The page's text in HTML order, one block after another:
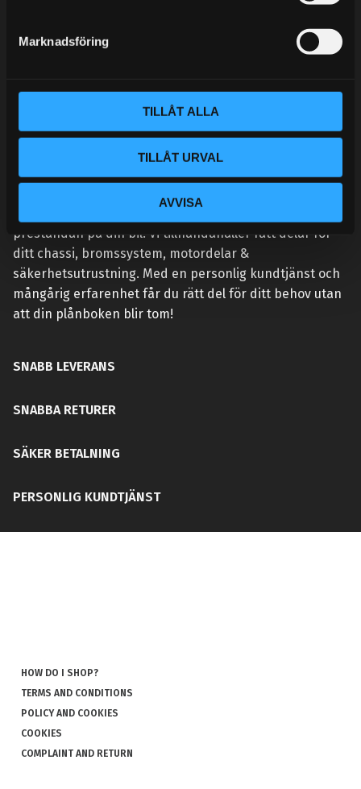
Marknadsföring
TILLÅT ALLA
TILLÅT URVAL
AVVISA
VÅR AFFÄRSIDÉ ÄR ENKEL:
prestandan på din bil. Vi tillhandahåller rätt delar för
ditt chassi, bromssystem, motordelar &
säkerhetsutrustning. Med en personlig kundtjänst och
mångårig erfarenhet får du rätt del för ditt behov utan
att din plånboken blir tom!
SNABB LEVERANS
SNABBA RETURER
SÄKER BETALNING
PERSONLIG KUNDTJÄNST
HOW DO I SHOP?
TERMS AND CONDITIONS
POLICY AND COOKIES
COOKIES
COMPLAINT AND RETURN